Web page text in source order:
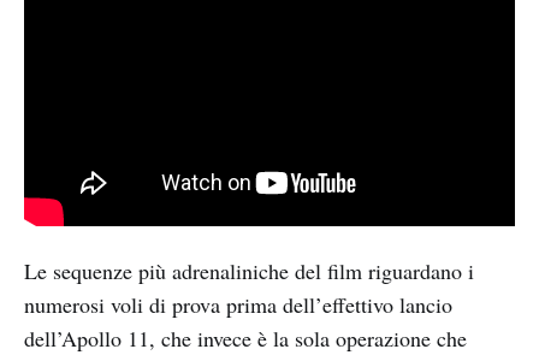
Le sequenze più adrenaliniche del film riguardano i
numerosi voli di prova prima dell’effettivo lancio
dell’Apollo 11, che invece è la sola operazione che